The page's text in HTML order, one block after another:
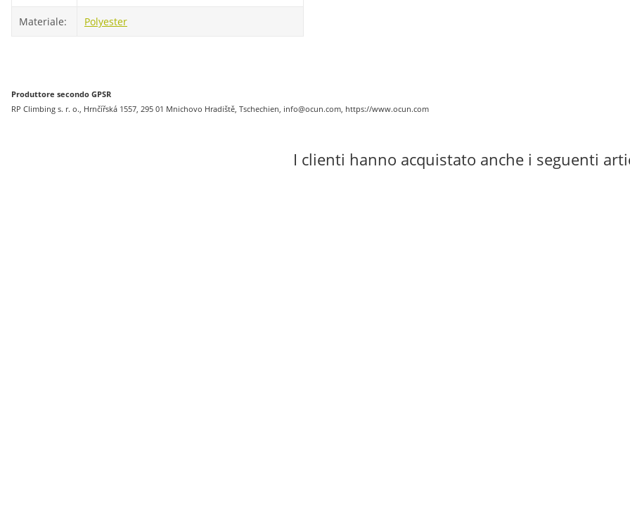
Materiale: Polyester
Produttore secondo GPSR
RP Climbing s. r. o., Hrnčířská 1557, 295 01 Mnichovo Hradiště, Tschechien, info@ocun.com, https://www.ocun.com
I clienti hanno acquistato anche i seguenti